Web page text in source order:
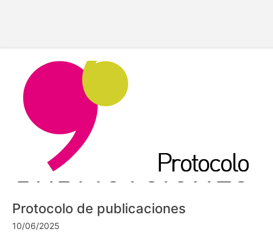
Protocolo de publicaciones
10/06/2025